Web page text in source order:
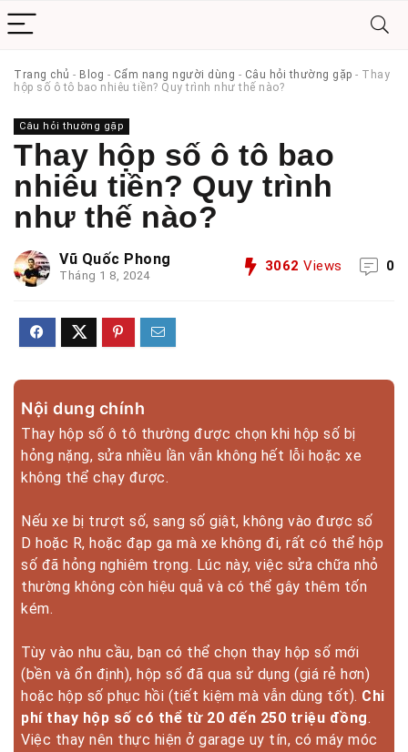
Trang chủ - Blog - Cẩm nang người dùng - Câu hỏi thường gặp - Thay
hộp số ô tô bao nhiêu tiền? Quy trình như thế nào?
Câu hỏi thường gặp
Thay hộp số ô tô bao
nhiêu tiền? Quy trình
như thế nào?
Vũ Quốc Phong
Tháng 1 8, 2024
3062 Views 0
Nội dung chính
Thay hộp số ô tô thường được chọn khi hộp số bị
hỏng nặng, sửa nhiều lần vẫn không hết lỗi hoặc xe
không thể chạy được.
Nếu xe bị trượt số, sang số giật, không vào được số
D hoặc R, hoặc đạp ga mà xe không đi, rất có thể hộp
số đã hỏng nghiêm trọng. Lúc này, việc sửa chữa nhỏ
thường không còn hiệu quả và có thể gây thêm tốn
kém.
Tùy vào nhu cầu, bạn có thể chọn thay hộp số mới
(bền và ổn định), hộp số đã qua sử dụng (giá rẻ hơn)
hoặc hộp số phục hồi (tiết kiệm mà vẫn dùng tốt). Chi
phí thay hộp số có thể từ 20 đến 250 triệu đồng.
Việc thay nên thực hiện ở garage uy tín, có máy móc